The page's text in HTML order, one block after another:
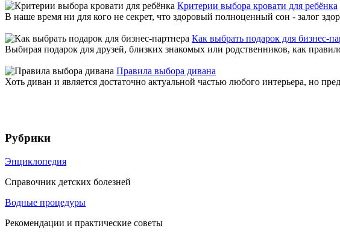
Критерии выбора кровати для ребёнка
В наше время ни для кого не секрет, что здоровый полноценный сон - залог
Как выбрать подарок для бизнес-
Выбирая подарок для друзей, близких знакомых или родственников, как
Правила выбора дивана
Хоть диван и является достаточно актуальной частью любого интерьера, но
Рубрики
Энциклопедия
Справочник детских болезней
Водные процедуры
Рекомендации и практические советы